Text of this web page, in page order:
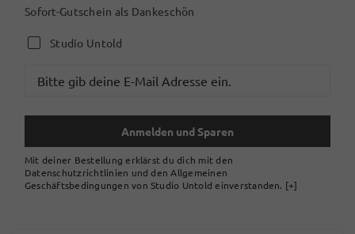
Sofort-Gutschein als Dankeschön
Studio Untold
Anmelden und Sparen
Mit deiner Bestellung erklärst du dich mit den
Datenschutzrichtlinien und den Allgemeinen
Geschäftsbedingungen von Studio Untold einverstanden. [+]